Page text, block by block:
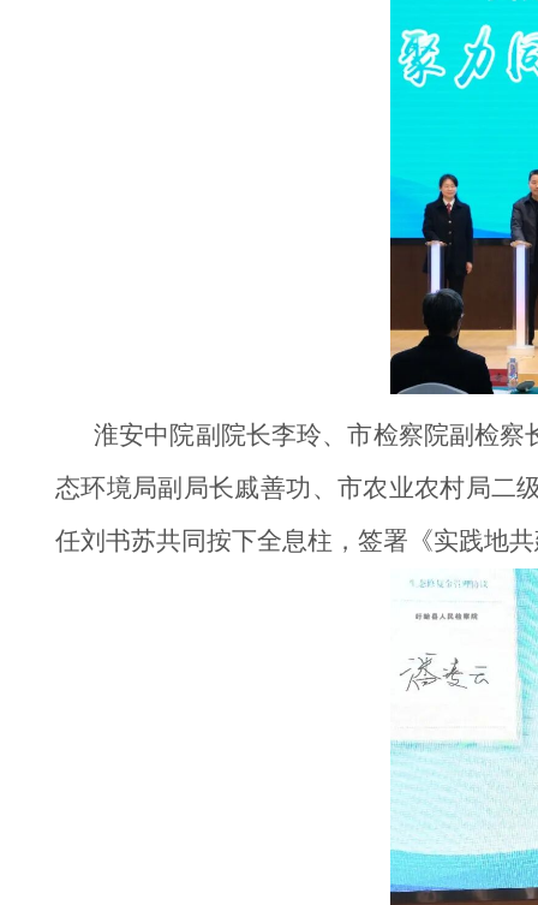
淮安中院副院长李玲、市检察院副检
态环境局副局长戚善功、市农业农村局二
任刘书苏共同按下全息柱，签署《实践地